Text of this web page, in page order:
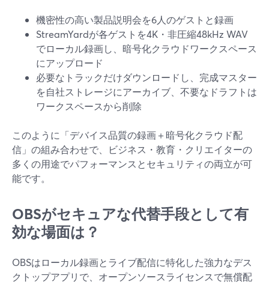
機密性の高い製品説明会を6人のゲストと録画
StreamYardが各ゲストを4K・非圧縮48kHz WAV
でローカル録画し、暗号化クラウドワークスペース
にアップロード
必要なトラックだけダウンロードし、完成マスター
を自社ストレージにアーカイブ、不要なドラフトは
ワークスペースから削除
このように「デバイス品質の録画＋暗号化クラウド配
信」の組み合わせで、ビジネス・教育・クリエイターの
多くの用途でパフォーマンスとセキュリティの両立が可
能です。
OBSがセキュアな代替手段として有
効な場面は？
OBSはローカル録画とライブ配信に特化した強力なデス
クトップアプリで、オープンソースライセンスで無償配